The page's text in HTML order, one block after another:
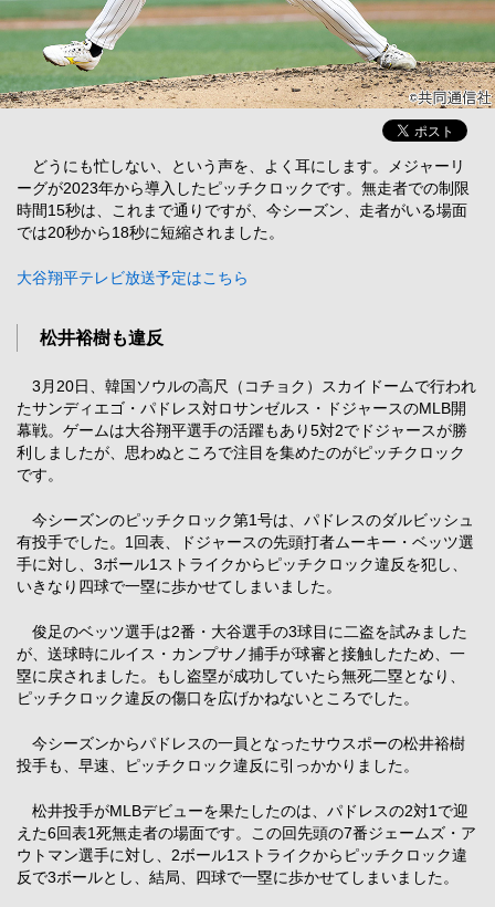
どうにも忙しない、という声を、よく耳にします。メジャーリ
ーグが2023年から導入したピッチクロックです。無走者での制限
時間15秒は、これまで通りですが、今シーズン、走者がいる場面
では20秒から18秒に短縮されました。
大谷翔平テレビ放送予定はこちら
松井裕樹も違反
3月20日、韓国ソウルの高尺（コチョク）スカイドームで行われ
たサンディエゴ・パドレス対ロサンゼルス・ドジャースのMLB開
幕戦。ゲームは大谷翔平選手の活躍もあり5対2でドジャースが勝
利しましたが、思わぬところで注目を集めたのがピッチクロック
です。
今シーズンのピッチクロック第1号は、パドレスのダルビッシュ
有投手でした。1回表、ドジャースの先頭打者ムーキー・ベッツ選
手に対し、3ボール1ストライクからピッチクロック違反を犯し、
いきなり四球で一塁に歩かせてしまいました。
俊足のベッツ選手は2番・大谷選手の3球目に二盗を試みました
が、送球時にルイス・カンプサノ捕手が球審と接触したため、一
塁に戻されました。もし盗塁が成功していたら無死二塁となり、
ピッチクロック違反の傷口を広げかねないところでした。
今シーズンからパドレスの一員となったサウスポーの松井裕樹
投手も、早速、ピッチクロック違反に引っかかりました。
松井投手がMLBデビューを果たしたのは、パドレスの2対1で迎
えた6回表1死無走者の場面です。この回先頭の7番ジェームズ・ア
ウトマン選手に対し、2ボール1ストライクからピッチクロック違
反で3ボールとし、結局、四球で一塁に歩かせてしまいました。